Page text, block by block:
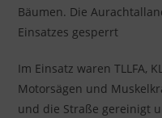
Bäumen. Die
Einsatzes gesperrt
Im Einsatz waren TLLFA,
Motorsägen und
und die Straße gereinigt